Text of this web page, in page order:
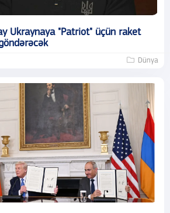
Ukraynaya "Patriot" üçün raket
Dünya